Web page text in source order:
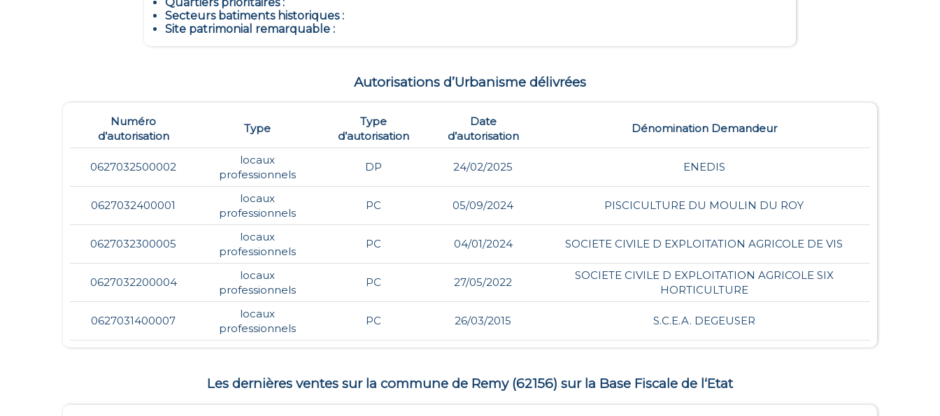
Secteurs batiments historiques:
Site patrimonial remarquable :
Autorisations d’Urbanisme délivrées
Numéro
d’autorisation
Type
Type
d’autorisation
Date
d’autorisation
Dénomination Demandeur
0627032500002
locaux
professionnels
DP 24/02/2025 ENEDIS
0627032400001
locaux
professionnels
PC 05/09/2024 PISCICULTURE DU MOULIN DU ROY
0627032300005
locaux
professionnels
PC 04/01/2024 SOCIETE CIVILE D EXPLOITATION AGRICOLE DE VIS
0627032200004
locaux
professionnels
PC 27/05/2022
SOCIETE CIVILE D EXPLOITATION AGRICOLE SIX
HORTICULTURE
0627031400007
locaux
professionnels
PC 26/03/2015 S.C.E.A. DEGEUSER
Les dernières ventes sur la commune de Remy(62156) sur la Base Fiscale de l‘Etat